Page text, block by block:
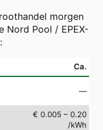
morgen
Nord Pool / EPEX-
Ca.
—
€ 0.005 – 0.20
/kWh